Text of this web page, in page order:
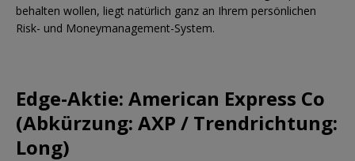
behalten wollen, liegt natürlich ganz an Ihrem persönlichen
Risk- und Moneymanagement-System.
Edge-Aktie: American Express Co
(Abkürzung: AXP / Trendrichtung:
Long)